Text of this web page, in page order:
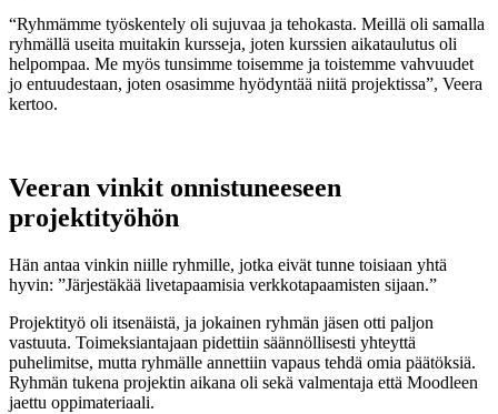
“Ryhmämme työskentely oli sujuvaa ja tehokasta. Meillä oli samalla
ryhmällä useita muitakin kursseja, joten kurssien aikataulutus oli
helpompaa. Me myös tunsimme toisemme ja toistemme vahvuudet
jo entuudestaan, joten osasimme hyödyntää niitä projektissa”, Veera
kertoo.
Veeran vinkit onnistuneeseen
projektityöhön
Hän antaa vinkin niille ryhmille, jotka eivät tunne toisiaan yhtä
hyvin: ”Järjestäkää livetapaamisia verkkotapaamisten sijaan.”
Projektityö oli itsenäistä, ja jokainen ryhmän jäsen otti paljon
vastuuta. Toimeksiantajaan pidettiin säännöllisesti yhteyttä
puhelimitse, mutta ryhmälle annettiin vapaus tehdä omia päätöksiä.
Ryhmän tukena projektin aikana oli sekä valmentaja että Moodleen
jaettu oppimateriaali.